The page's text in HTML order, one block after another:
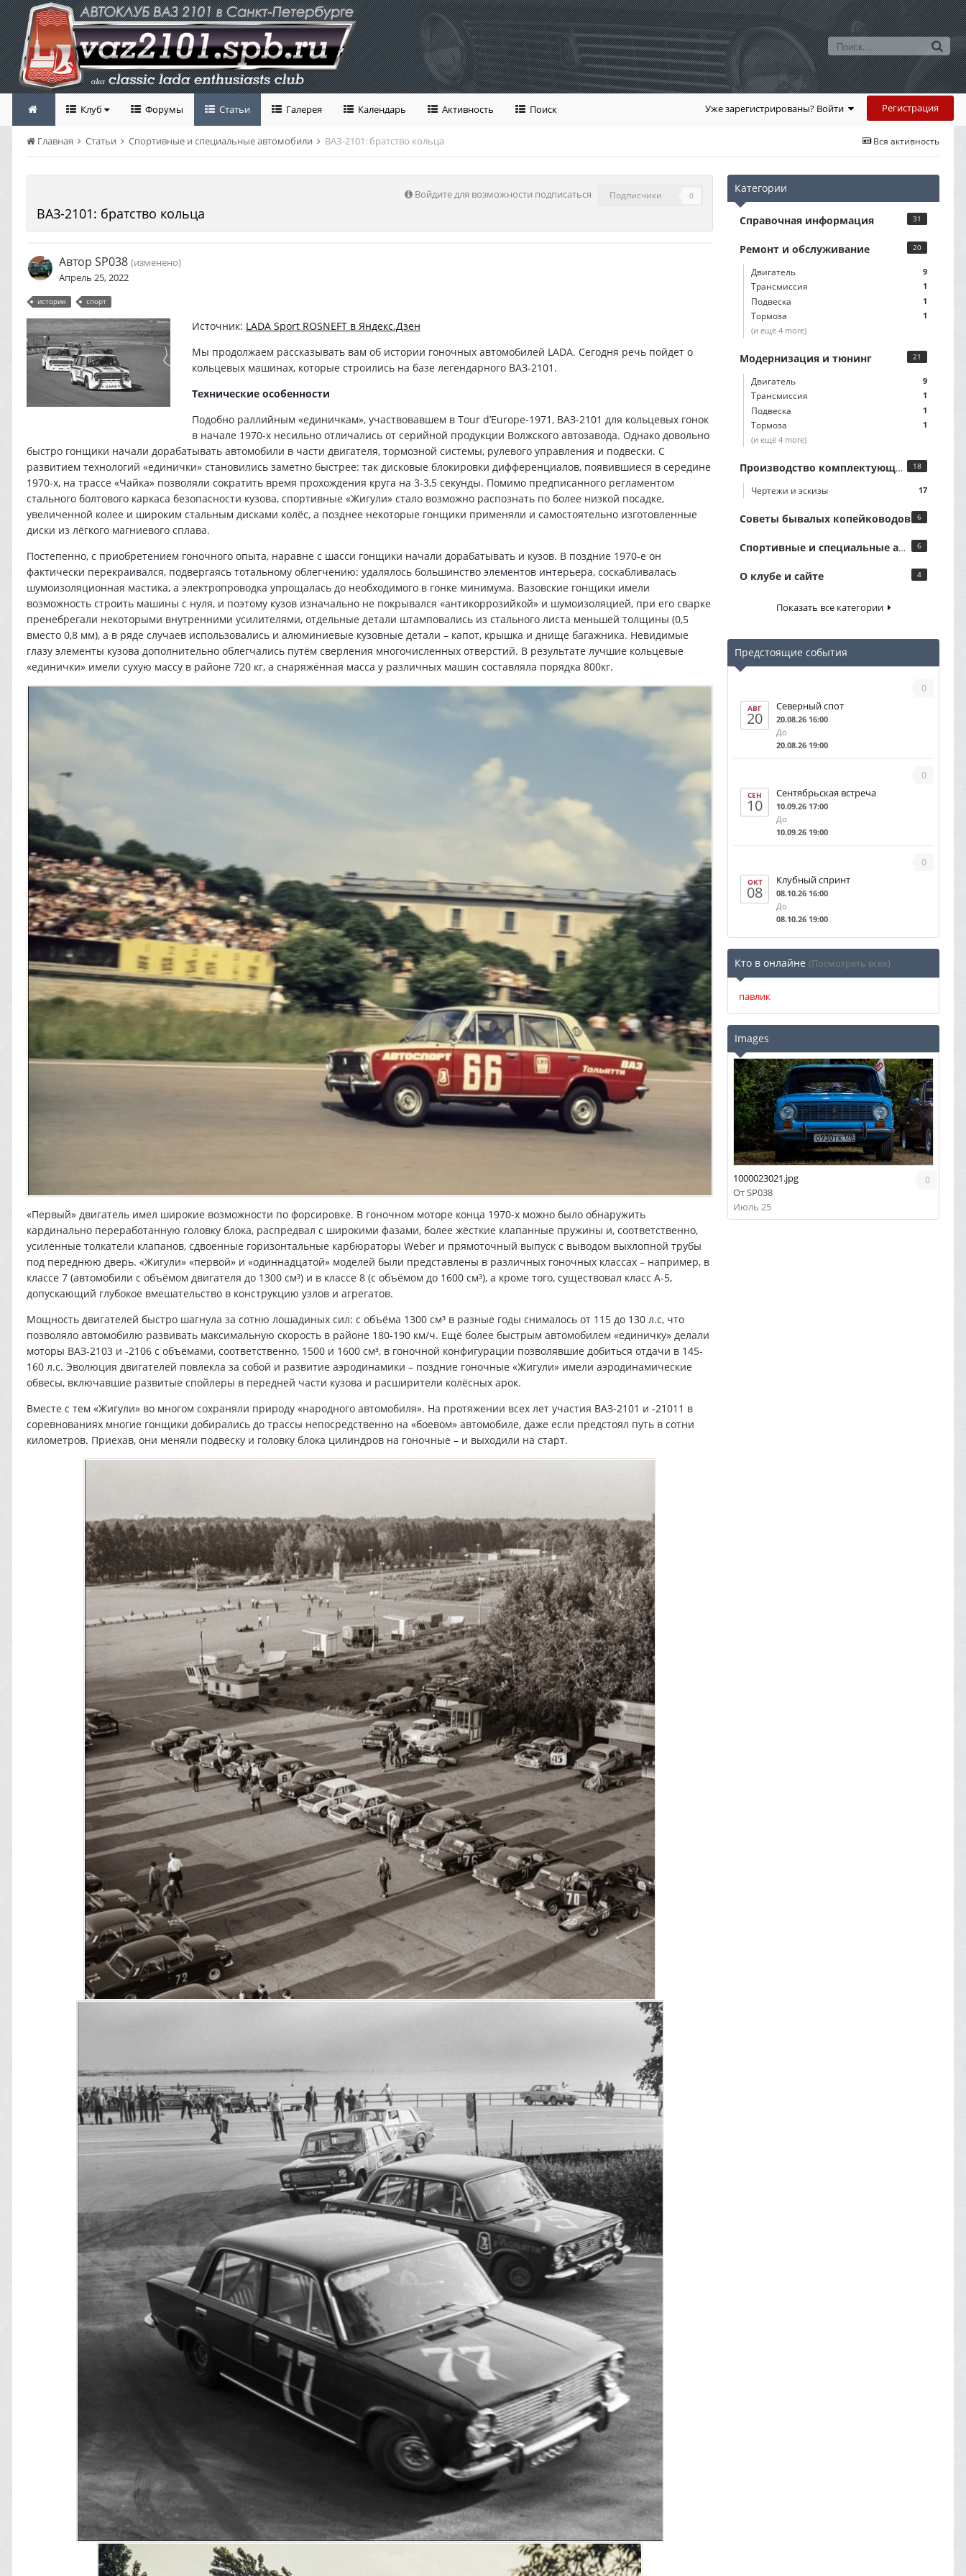
Уже зарегистрированы? Войти Регистрация
Клуб Форумы Статьи Галерея Календарь Активность Поиск
Вся активность
Главная Статьи Спортивные и специальные автомобили ВАЗ-2101: братство кольца
Войдите для возможности подписаться Подписчики 0
ВАЗ-2101: братство кольца
Автор SP038 (изменено)
Апрель 25, 2022
история спорт
Источник: LADA Sport ROSNEFT в Яндекс.Дзен
Мы продолжаем рассказывать вам об истории гоночных автомобилей LADA. Сегодня речь пойдет о
кольцевых машинах, которые строились на базе легендарного ВАЗ-2101.
Технические особенности
Подобно раллийным «единичкам», участвовавшем в Tour d’Europe-1971, ВАЗ-2101 для кольцевых гонок
в начале 1970-х несильно отличались от серийной продукции Волжского автозавода. Однако довольно
быстро гонщики начали дорабатывать автомобили в части двигателя, тормозной системы, рулевого управления и подвески. С
развитием технологий «единички» становились заметно быстрее: так дисковые блокировки дифференциалов, появившиеся в середине
1970-х, на трассе «Чайка» позволяли сократить время прохождения круга на 3-3,5 секунды. Помимо предписанного регламентом
стального болтового каркаса безопасности кузова, спортивные «Жигули» стало возможно распознать по более низкой посадке,
увеличенной колее и широким стальным дисками колёс, а позднее некоторые гонщики применяли и самостоятельно изготовленные
диски из лёгкого магниевого сплава.
Постепенно, с приобретением гоночного опыта, наравне с шасси гонщики начали дорабатывать и кузов. В поздние 1970-е он
фактически перекраивался, подвергаясь тотальному облегчению: удалялось большинство элементов интерьера, соскабливалась
шумоизоляционная мастика, а электропроводка упрощалась до необходимого в гонке минимума. Вазовские гонщики имели
возможность строить машины с нуля, и поэтому кузов изначально не покрывался «антикоррозийкой» и шумоизоляцией, при его сварке
пренебрегали некоторыми внутренними усилителями, отдельные детали штамповались из стального листа меньшей толщины (0,5
вместо 0,8 мм), а в ряде случаев использовались и алюминиевые кузовные детали – капот, крышка и днище багажника. Невидимые
глазу элементы кузова дополнительно облегчались путём сверления многочисленных отверстий. В результате лучшие кольцевые
«единички» имели сухую массу в районе 720 кг, а снаряжённая масса у различных машин составляла порядка 800кг.
«Первый» двигатель имел широкие возможности по форсировке. В гоночном моторе конца 1970-х можно было обнаружить
кардинально переработанную головку блока, распредвал с широкими фазами, более жёсткие клапанные пружины и, соответственно,
усиленные толкатели клапанов, сдвоенные горизонтальные карбюраторы Weber и прямоточный выпуск с выводом выхлопной трубы
под переднюю дверь. «Жигули» «первой» и «одиннадцатой» моделей были представлены в различных гоночных классах – например, в
классе 7 (автомобили с объёмом двигателя до 1300 см³) и в классе 8 (с объёмом до 1600 см³), а кроме того, существовал класс А-5,
допускающий глубокое вмешательство в конструкцию узлов и агрегатов.
Мощность двигателей быстро шагнула за сотню лошадиных сил: с объёма 1300 см³ в разные годы снималось от 115 до 130 л.с, что
позволяло автомобилю развивать максимальную скорость в районе 180-190 км/ч. Ещё более быстрым автомобилем «единичку» делали
моторы ВАЗ-2103 и -2106 с объёмами, соответственно, 1500 и 1600 см³, в гоночной конфигурации позволявшие добиться отдачи в 145-
160 л.с. Эволюция двигателей повлекла за собой и развитие аэродинамики – поздние гоночные «Жигули» имели аэродинамические
обвесы, включавшие развитые спойлеры в передней части кузова и расширители колёсных арок.
Вместе с тем «Жигули» во многом сохраняли природу «народного автомобиля». На протяжении всех лет участия ВАЗ-2101 и -21011 в
соревнованиях многие гонщики добирались до трассы непосредственно на «боевом» автомобиле, даже если предстоял путь в сотни
километров. Приехав, они меняли подвеску и головку блока цилиндров на гоночные – и выходили на старт.
Категории
31
Справочная информация
20
Ремонт и обслуживание
9
Двигатель
1
Трансмиссия
1
Подвеска
1
Тормоза
(и ещё 4 more)
21
Модернизация и тюнинг
9
Двигатель
1
Трансмиссия
1
Подвеска
1
Тормоза
(и ещё 4 more)
18
Производство комплектующих
17
Чертежи и эскизы
6
Советы бывалых копейководов
6
Спортивные и специальные автомобили
4
О клубе и сайте
Показать все категории
Предстоящие события
АВГ
20
0
Северный спот
20.08.26 16:00
До
20.08.26 19:00
СЕН
10
0
Сентябрьская встреча
10.09.26 17:00
До
10.09.26 19:00
ОКТ
08
0
Клубный спринт
08.10.26 16:00
До
08.10.26 19:00
Кто в онлайне (Посмотреть всех)
павлик
Images
0
1000023021.jpg
ОтSP038
Июль 25